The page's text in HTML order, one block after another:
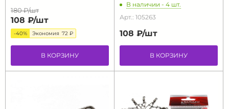
180 ₽/шт
108 ₽/шт
-40% Экономия 72 ₽
В КОРЗИНУ
В наличии - 4 шт.
Арт.: 105263
108 ₽/шт
В КОРЗИНУ